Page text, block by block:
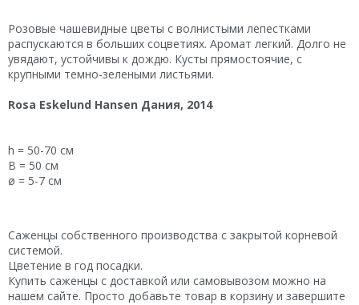
Розовые чашевидные цветы с волнистыми лепестками
распускаются в больших соцветиях. Аромат легкий. Долго не
увядают, устойчивы к дождю. Кусты прямостоячие, с
крупными темно-зелеными листьями.
Rosa Eskelund Hansen Дания, 2014
h = 50-70 см
В = 50 см
ø = 5-7 см
Саженцы собственного производства с закрытой корневой
системой.
Цветение в год посадки.
Купить саженцы с доставкой или самовывозом можно на
нашем сайте. Просто добавьте товар в корзину и завершите